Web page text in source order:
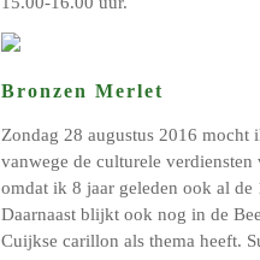
Bronzen Merlet
Zondag 28 augustus 2016 mocht
vanwege de culturele
omdat ik 8 jaar geleden ook al
Daarnaast blijkt ook nog in de
Cuijkse carillon als thema heeft.